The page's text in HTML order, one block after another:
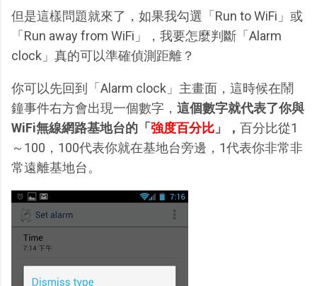
但是這樣問題就來了，如果我勾選「Run to WiFi」或
「Run away from WiFi」，我要怎麼判斷「Alarm
clock」真的可以準確偵測距離？
你可以先回到「Alarm clock」主畫面，這時候在鬧
鐘事件右方會出現一個數字， 這個數字就代表了你與
WiFi無線網路基地台的「 強度百分比 」， 百分比從1
～100，100代表你就在基地台旁邊，1代表你非常非
常遠離基地台。